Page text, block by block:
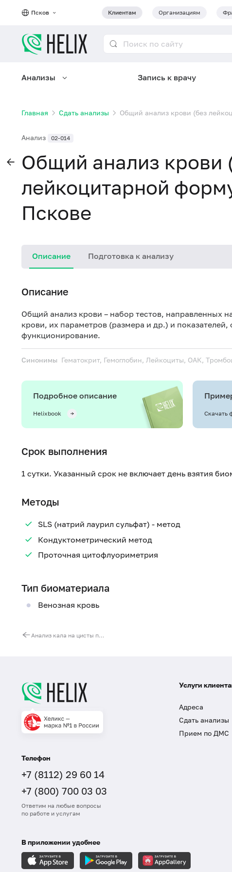
Псков Клиентам Организациям
Анализы Запись к врачу
Главная Сдать анализы Общий анализ крови (без
Анализ 02-014
Общий анализ крови
лейкоцитарной
Пскове
Описание Подготовка к анализу
Описание
Общий анализ крови – набор тестов, направленных
крови, их параметров (размера и др.) и
функционирование.
Синонимы Гематокрит, Гемоглобин, Лейкоциты, ОАК,
Подробное описание
Helixbook Скачать
Срок выполнения
1 сутки. Указанный срок не включает день взятия
Методы
SLS (натрий лаурил сульфат) - метод
Кондуктометрический метод
Проточная цитофлуориметрия
Тип биоматериала
Венозная кровь
Анализ кала на цисты простейших
Телефон
+7 (8112) 29 60 14
+7 (800) 700 03 03
Ответим на любые вопросы
по работе и услугам
Услуги
Адреса
Сдать анализы
Прием по ДМС
В приложении удобнее